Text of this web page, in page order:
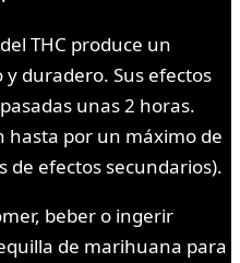
THC produce un
duradero. Sus efectos
unas 2 horas.
hasta por un máximo de
de efectos secundarios).
beber o ingerir
de marihuana para